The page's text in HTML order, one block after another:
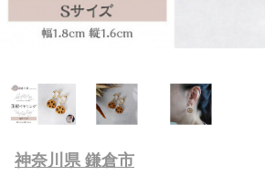
神奈川県 鎌倉市